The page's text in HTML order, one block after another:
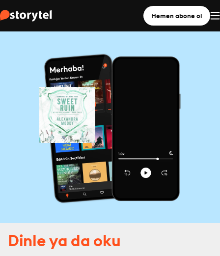
Hemen abone ol
Dinle ya da oku